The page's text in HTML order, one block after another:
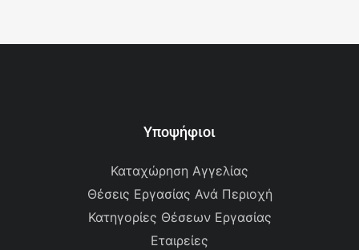
Υποψήφιοι
Καταχώρηση Αγγελίας
Θέσεις Εργασίας Ανά Περιοχή
Κατηγορίες Θέσεων Εργασίας
Εταιρείες